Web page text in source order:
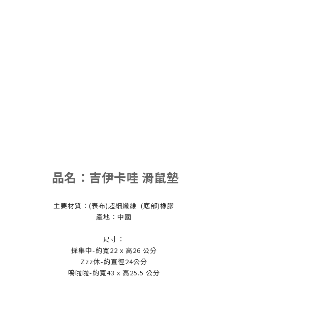
品名： 吉伊卡哇 滑鼠墊
主要材質：(表布)超細纖維 (底部)橡膠
產地：中國
尺寸：
採集中-約寬22 x 高26 公分
Zzz休-約直徑24公分
嗚啦啦-約寬43 x 高25.5 公分